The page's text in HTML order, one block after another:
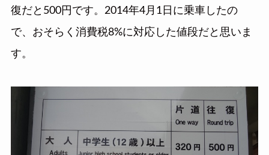
復だと500円です。2014年4月1日に乗車したの
で、おそらく消費税8%に対応した値段だと思いま
す。